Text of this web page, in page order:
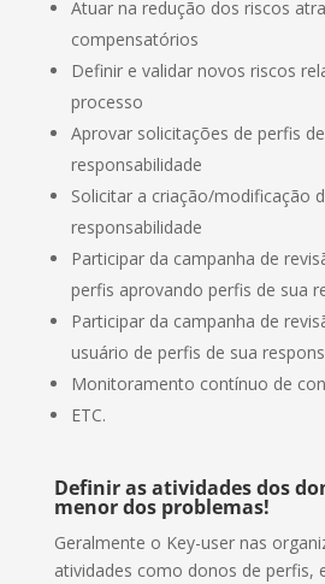
Atuar na redução dos riscos
compensatórios
Definir e validar novos riscos
processo
Aprovar solicitações de perfis
responsabilidade
Solicitar a criação/modificação
responsabilidade
Participar da campanha de
perfis aprovando perfis de sua
Participar da campanha de
usuário de perfis de sua
Monitoramento contínuo de
ETC.
Definir as atividades dos
menor dos problemas!
Geralmente o Key-user nas
atividades como donos de perfis,